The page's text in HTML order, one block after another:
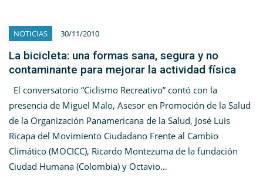
NOTICIAS 30/11/2010
La bicicleta: una formas sana, segura y no
contaminante para mejorar la actividad física
El conversatorio “Ciclismo Recreativo” contó con la
presencia de Miguel Malo, Asesor en Promoción de la Salud
de la Organización Panamericana de la Salud, José Luis
Ricapa del Movimiento Ciudadano Frente al Cambio
Climático (MOCICC), Ricardo Montezuma de la fundación
Ciudad Humana (Colombia) y Octavio…